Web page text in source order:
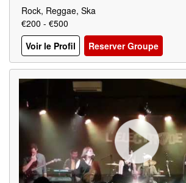
Rock, Reggae, Ska
€200 - €500
Voir le Profil
Reserver Groupe